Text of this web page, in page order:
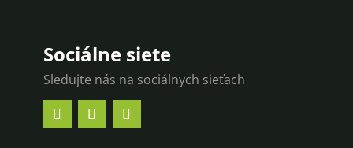
Sociálne siete
Sledujte nás na sociálnych sieťach